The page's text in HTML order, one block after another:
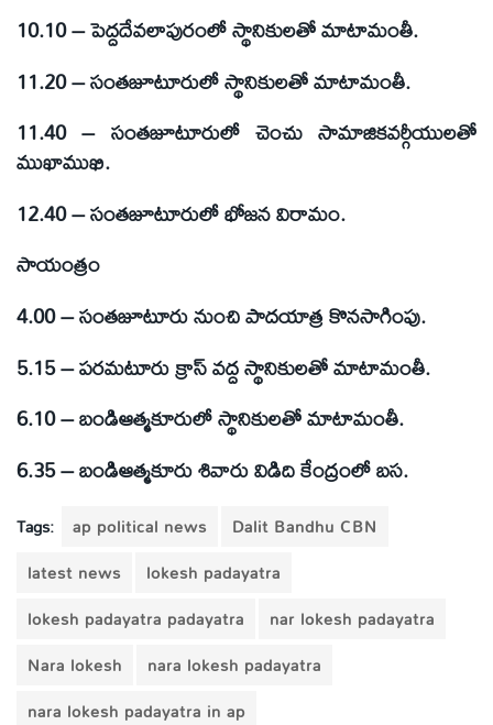
10.10 – పెద్దదేవలాపురంలో స్థానికులతో మాటామంతీ.
11.20 – సంతజూటూరులో స్థానికులతో మాటామంతీ.
11.40 – సంతజూటూరులో చెంచు సామాజికవర్గీయులతో
ముఖాముఖి.
12.40 – సంతజూటూరులో భోజన విరామం.
సాయంత్రం
4.00 – సంతజూటూరు నుంచి పాదయాత్ర కొనసాగింపు.
5.15 – పరమటూరు క్రాస్ వద్ద స్థానికులతో మాటామంతీ.
6.10 – బండిఆత్మకూరులో స్థానికులతో మాటామంతీ.
6.35 – బండిఆత్మకూరు శివారు విడిది కేంద్రంలో బస.
Tags: ap political news
Dalit Bandhu CBN
latest news
lokesh padayatra
lokesh padayatra padayatra
nar lokesh padayatra
Nara lokesh
nara lokesh padayatra
nara lokesh padayatra in ap